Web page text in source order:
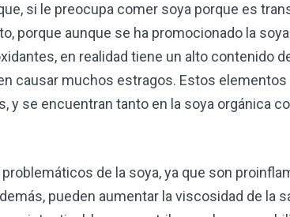
si le preocupa comer soya porque es
porque aunque se ha promocionado la
en realidad tiene un alto contenido
causar muchos estragos. Estos elementos
se encuentran tanto en la soya orgánica
de la soya, ya que son
pueden aumentar la viscosidad de la